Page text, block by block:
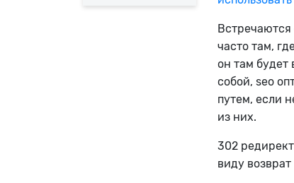
Встречаются
часто там,
он там
собой, seo
путем, если
из них.
302
виду